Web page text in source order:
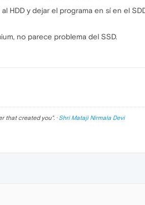
HDD y dejar el programa en sí en el
no parece problema del SSD.
that created you". · Shri Mataji Nirmala Devi